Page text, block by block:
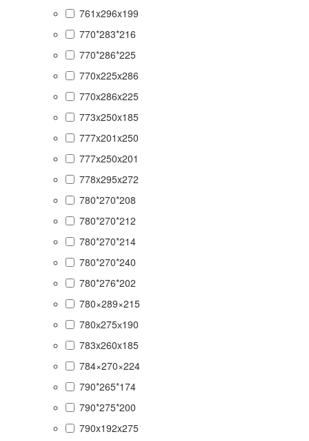
761x296x199
770*283*216
770*286*225
770x225x286
770x286x225
773x250x185
777x201x250
777x250x201
778x295x272
780*270*208
780*270*212
780*270*214
780*270*240
780*276*202
780×289×215
780х275х190
783x260x185
784×270×224
790*265*174
790*275*200
790x192x275